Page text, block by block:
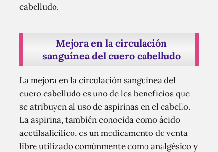
cabelludo.
Mejora en la circulación
sanguínea del cuero cabelludo
La mejora en la circulación sanguínea del
cuero cabelludo es uno de los beneficios que
se atribuyen al uso de aspirinas en el cabello.
La aspirina, también conocida como ácido
acetilsalicílico, es un medicamento de venta
libre utilizado comúnmente como analgésico y